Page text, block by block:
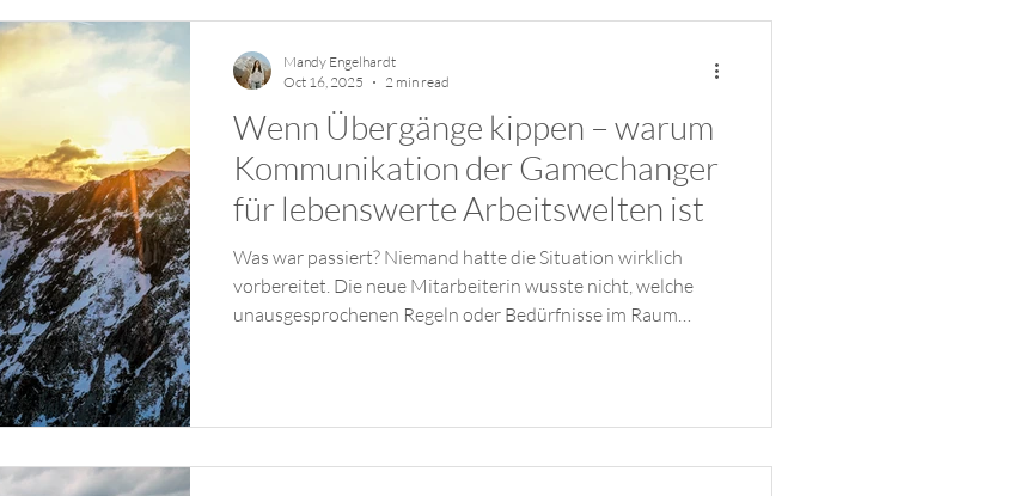
Leadership
Wenn Übergänge kippen – warum
Kommunikation der Gamechanger
für lebenswerte Arbeitswelten ist
Was war passiert? Niemand hatte die Situation wirklich
vorbereitet. Die neue Mitarbeiterin wusste nicht, welche
unausgesprochenen Regeln oder Bedürfnisse im Raum
sich schon“. Doch solche Momente sind entscheidend.
Mandy Engelhardt
Oct 16, 2025
2 min read